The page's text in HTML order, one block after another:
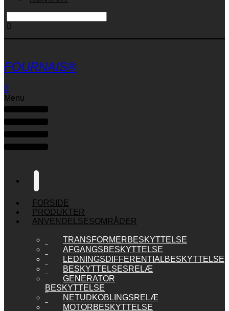
FOURNAIS®
0
Menu
FORSIDE
PRODUKTER
ANVENDELSESOMRÅDER
TRANSFORMERBESKYTTELSE
AFGANGSBESKYTTELSE
LEDNINGSDIFFERENTIALBESKYTTELSE
BESKYTTELSESRELÆ
GENERATOR
BESKYTTELSE
NETUDKOBLINGSRELÆ
MOTORBESKYTTELSE